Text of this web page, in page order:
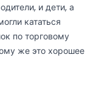
и дети, а
кататься
по торговому
же это хорошее